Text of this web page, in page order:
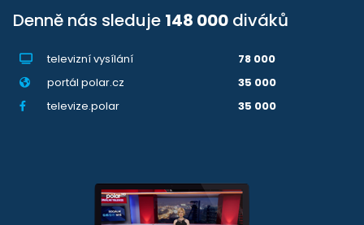
Denně nás sleduje 148 000 diváků
televizní vysílání
78 000
portál polar.cz
35 000
televize.polar
35 000